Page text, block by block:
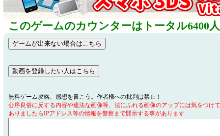
このゲームのカウンターはトータル6400
無料ゲーム攻略、感想を書こう。作者様への批判は禁止！
公序良俗に反する内容や違法な画像等、法にふれる画像のアップには気をつけ
ありましたらIPアドレス等の情報を警察まで開示する事があります